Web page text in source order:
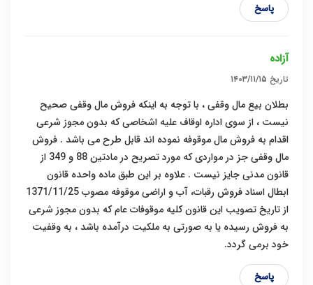
پاسخ
آزاده
تاریخ ۱۴۰۳/۱۱/۱۵
بطلان بیع مال وقفی ، با توجه به اینکه فروش مال وقفی صحیح
نیست ، از سوی اداره اوقاف علیه اشخاصی که بدون مجوز شرعی
اقدام به فروش مال موقوفه نموده اند قابل طرح می باشد . فروش
مال وقفی جز در مواردی که مورد تصریح در مادتین 88 و 349 از
قانون مدنی جایز نیست . علاوه بر این طبق ماده واحده قانون
ابطال اسناد فروش رقبات، آب و اراضی موقوفه مصوب 1371/11/25
از تاریخ تصویب این قانون کلیه موقوفات عام که بدون مجوز شرعی
به فروش رسیده یا به صورتی به ملکیت درآمده باشد ، به وقفیت
خود برمی گردد.
پاسخ